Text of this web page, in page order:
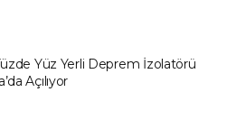
Yüz Yerli Deprem İzolatörü
Açılıyor